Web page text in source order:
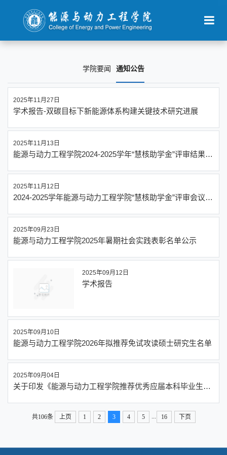
学院要闻 通知公告
2025年11月27日
学术报告-双碳目标下新能源体系构建关键技术研究进展
2025年11月13日
能源与动力工程学院2024-2025学年“慧核助学金”评审结果公
2025年11月12日
2024-2025学年能源与动力工程学院“慧核助学金”评审会议通
2025年09月23日
能源与动力工程学院2025年暑期社会实践表彰名单公示
2025年09月12日
学术报告
2025年09月10日
能源与动力工程学院2026年拟推荐免试攻读硕士研究生名单
2025年09月04日
关于印发《能源与动力工程学院推荐优秀应届本科毕业生
共106条 上页 1 2 3 4 5 16 下页